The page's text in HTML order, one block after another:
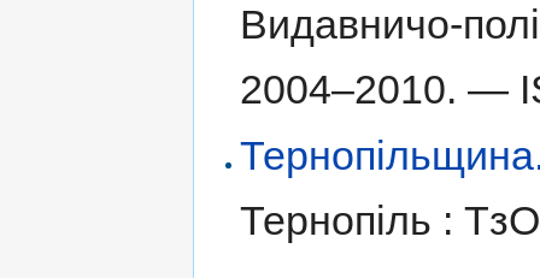
Видавничо-
2004–2010. —
Тернопільщина.
Тернопіль :